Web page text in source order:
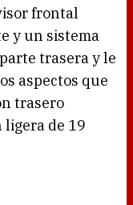
frontal
y un sistema
trasera y le
aspectos que
trasero
de 19